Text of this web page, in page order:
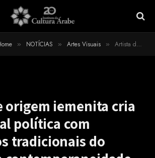
» NOTÍCIAS » Artes Visuais » Artista de origem iemenita cria arte digital política com elementos tradicionais do Iêmen e a contemporaneidade
origem iemenita cria
política com
tradicionais do